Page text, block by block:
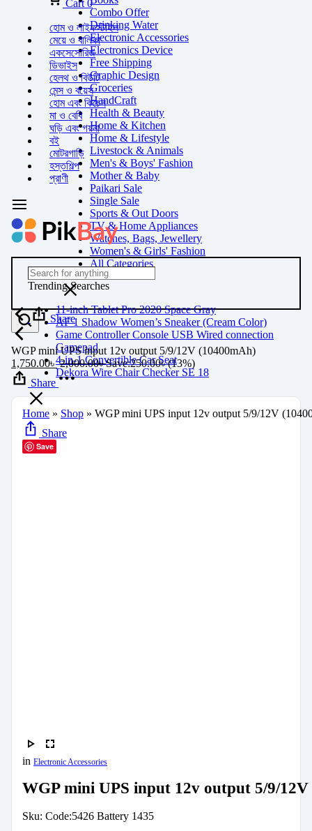
Combo Offer
Drinking Water
Electronic Accessories
Electronics Device
Free Shipping
Graphic Design
Groceries
HandCraft
Health & Beauty
Home & Kitchen
Home & Lifestyle
Livestock & Animals
Men's & Boys' Fashion
Mother & Baby
Paikari Sale
Single Sale
Sports & Out Doors
TV & Home Appliances
Watches, Bags, Jewellery
Women's & Girls' Fashion
All Categories
Cart 0
হোম ও লাইফস্টাইল
মেয়ে ও বালিকা
একসেসোরিজ
ডিভাইস
হেলথ ও বিউটি
মেন্স ও বয়েস
হোম এবং কিচেন
মা ও বেবি
ঘড়ি এবং গয়না
বই
মোটরগাড়ি
হস্তশিল্প
প্রাণী
Trending Searches
11-inch Tablet Pro 2020 Space Gray
AF 1 Shadow Women’s Sneaker (Cream Color)
Game Controller Console USB Wired connection
Gamepad
4-in-1 Convertible Car Seat
Dekora Wire Chair Checker SE 18
Share
WGP mini UPS input 12v output 5/9/12V (10400mAh)
1,750.00৳ 2,000.00৳Save:250.00৳(13%)
Share
Home » Shop » WGP mini UPS input 12v output 5/9/12V
Share
Save
in Electronic Accessories
WGP mini UPS input 12v output 5/9/
Sku: Code:5426 Battery 1435